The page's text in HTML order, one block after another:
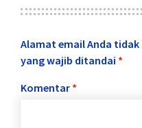
Alamat email Anda
yang wajib ditandai *
Komentar *